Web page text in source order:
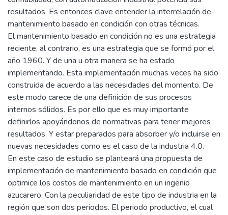
resultados. Es entonces clave entender la interrelación de
mantenimiento basado en condición con otras técnicas.
El mantenimiento basado en condición no es una estrategia
reciente, al contrario, es una estrategia que se formó por el
año 1960. Y de una u otra manera se ha estado
implementando. Esta implementación muchas veces ha sido
construida de acuerdo a las necesidades del momento. De
este modo carece de una definición de sus procesos
internos sólidos. Es por ello que es muy importante
definirlos apoyándonos de normativas para tener mejores
resultados. Y estar preparados para absorber y/o incluirse en
nuevas necesidades como es el caso de la industria 4.0.
En este caso de estudio se planteará una propuesta de
implementación de mantenimiento basado en condición que
optimice los costos de mantenimiento en un ingenio
azucarero. Con la peculiaridad de este tipo de industria en la
región que son dos periodos. El periodo productivo, el cual